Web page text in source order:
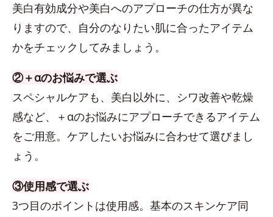
美白有効成分や美白へのアプローチの仕方が異な
りますので、自分のなりたい肌に合ったアイテム
かをチェックしてみましょう。
②＋αのお悩みで選ぶ
スペシャルケアも、美白以外に、シワ改善や乾燥
感など、＋αのお悩みにアプローチできるアイテム
をご用意。ケアしたいお悩みに合わせて選びまし
ょう。
③使用感で選ぶ
3つ目のポイントは使用感。基本のスキンケア同